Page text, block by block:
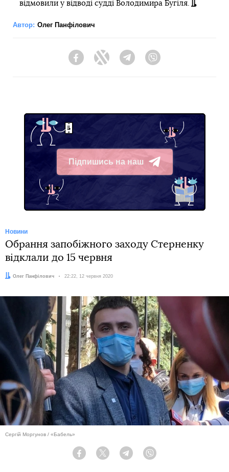
відмовили у відводі судді Володимира Бугіля.
Автор: Олег Панфілович
FacebookTwitter Telegram
Підпишись на наш
Telegram
Новини
Обрання запобіжного заходу Стерненку
відклали до 15 червня
Автор:
Олег Панфілович Дата:
22:22, 12 червня 2020
Сергій Моргунов / «Бабель»
Facebook Twitter Telegram